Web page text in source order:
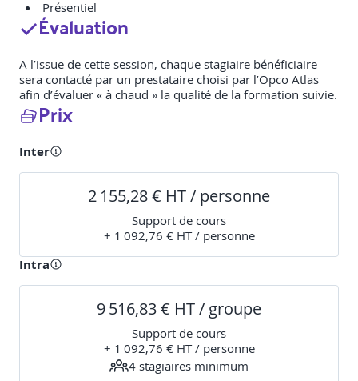
Présentiel
Évaluation
A l’issue de cette session, chaque stagiaire bénéficiaire
sera contacté par un prestataire choisi par l’Opco Atlas
afin d’évaluer « à chaud » la qualité de la formation suivie.
Prix
Inter
2 155,28 € HT / personne
Support de cours
+ 1 092,76 € HT / personne
Intra
9 516,83 € HT / groupe
Support de cours
+ 1 092,76 € HT / personne
4 stagiaires minimum